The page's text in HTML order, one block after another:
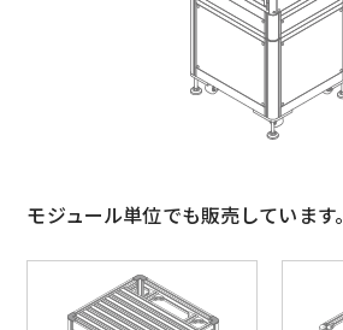
モジュール単位でも販売しています。